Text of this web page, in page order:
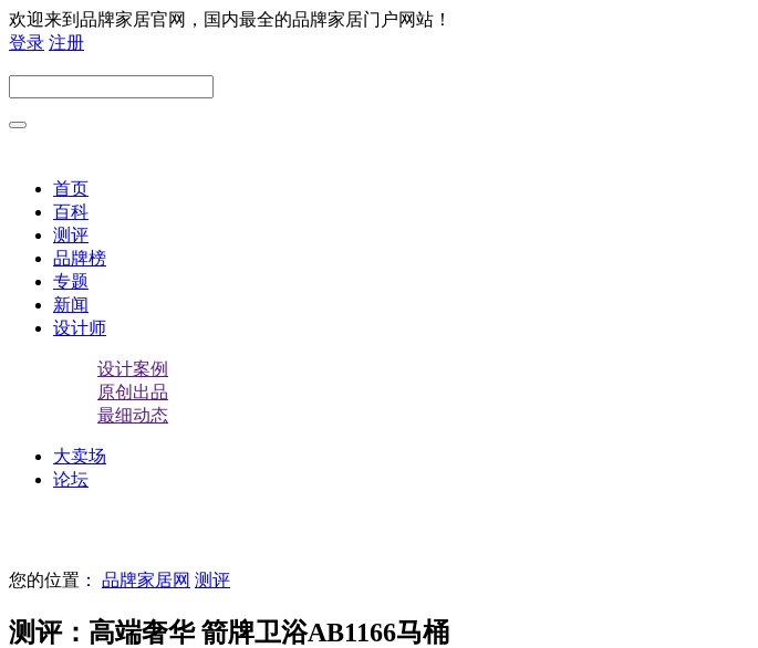
欢迎来到品牌家居官网，国内最全的品牌家居门户网站！
登录 注册
首页
百科
测评
品牌榜
专题
新闻
设计师
设计案例
原创出品
最细动态
大卖场
论坛
您的位置： 品牌家居网 测评
测评：高端奢华 箭牌卫浴AB1166马桶